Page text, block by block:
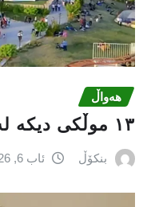
هەواڵ
١٣ موڵکی دیکە لە چاڤی لاند دەفرۆشرێت
بنکۆڵ ئاب 6, 2026